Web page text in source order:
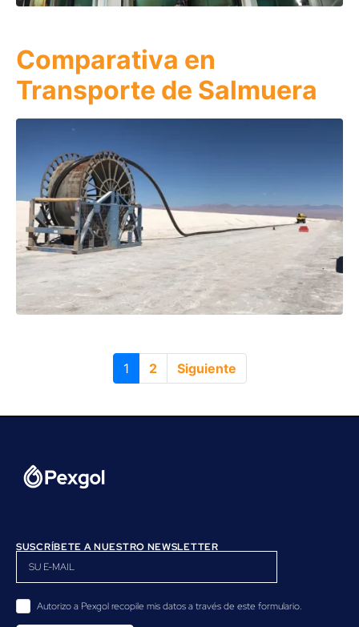
Comparativa en
Transporte de Salmuera
1 2 Siguiente
SUSCRÍBETE A NUESTRO NEWSLETTER
Autorizo a Pexgol recopile mis datos a través de este formulario.